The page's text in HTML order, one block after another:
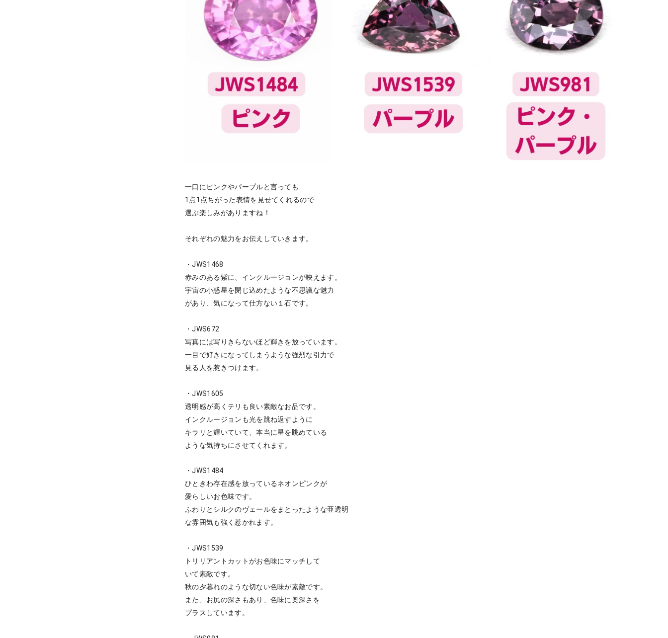
一口にピンクやパープルと言っても
1点1点ちがった表情を見せてくれるので
選ぶ楽しみがありますね！
それぞれの魅力をお伝えしていきます。
・JWS1468
赤みのある紫に、インクルージョンが映えます。
宇宙の小惑星を閉じ込めたような不思議な魅力
があり、気になって仕方ない１石です。
・JWS672
写真には写りきらないほど輝きを放っています。
一目で好きになってしまうような強烈な引力で
見る人を惹きつけます。
・JWS1605
透明感が高くテリも良い素敵なお品です。
インクルージョンも光を跳ね返すように
キラリと輝いていて、本当に星を眺めている
ような気持ちにさせてくれます。
・JWS1484
ひときわ存在感を放っているネオンピンクが
愛らしいお色味です。
ふわりとシルクのヴェールをまとったような亜透明
な雰囲気も強く惹かれます。
・JWS1539
トリリアントカットがお色味にマッチして
いて素敵です。
秋の夕暮れのような切ない色味が素敵です。
また、お尻の深さもあり、色味に奥深さを
プラスしています。